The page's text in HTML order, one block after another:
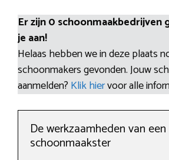
Er zijn 0 schoonmaakbedrijven
je aan!
Helaas hebben we in deze plaats
schoonmakers gevonden. Jouw
aanmelden? Klik hiervoor alle
De werkzaamheden van een
schoonmaakster